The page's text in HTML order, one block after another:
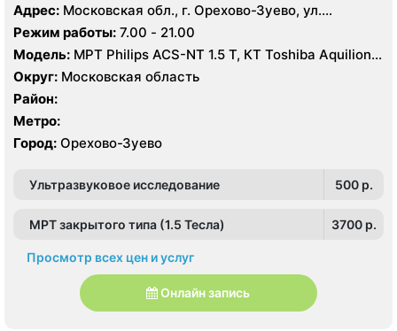
Адрес: Московская обл., г. Орехово-Зуево, ул.
Володарского, 14
Режим работы: 7.00 - 21.00
Модель: МРТ Philips ACS-NT 1.5 Т, КТ Toshiba Aquilion
64 среза, УЗИ
Округ: Московская область
Район:
Метро:
Город: Орехово-Зуево
Ультразвуковое исследование 500 p.
МРТ закрытого типа (1.5 Тесла) 3700 p.
Просмотр всех цен и услуг
Онлайн запись